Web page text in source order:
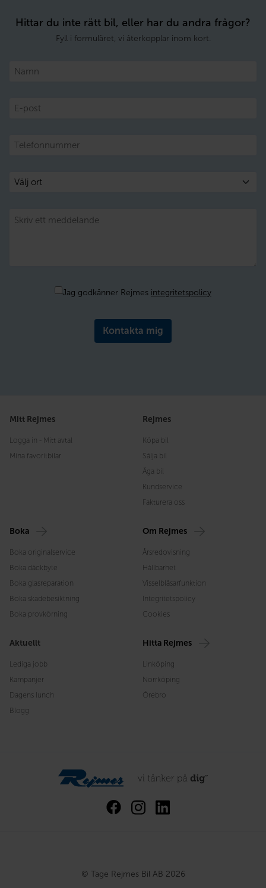
Hittar du inte rätt bil, eller har du andra frågor?
Fyll i formuläret, vi återkopplar inom kort.
Namn
E-
post
Telefon
Välj
ort
Jag godkänner Rejmes integritetspolicy
Mitt Rejmes
Logga in - Mitt avtal
Mina favoritbilar
Rejmes
Köpa bil
Sälja bil
Äga bil
Kundservice
Fakturera oss
Boka
Boka originalservice
Boka däckbyte
Boka glasreparation
Boka skadebesiktning
Boka provkörning
Om Rejmes
Årsredovisning
Hållbarhet
Visselblåsarfunktion
Integritetspolicy
Cookies
Aktuellt
Lediga jobb
Kampanjer
Dagens lunch
Blogg
Hitta Rejmes
Linköping
Norrköping
Örebro
© Tage Rejmes Bil AB 2026